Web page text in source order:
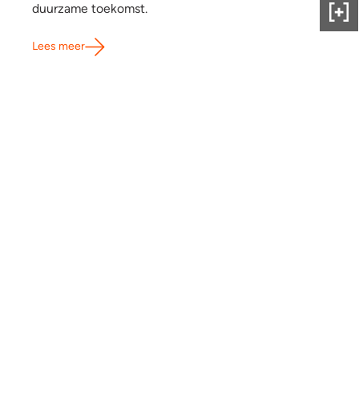
duurzame toekomst.
Lees meer
ons